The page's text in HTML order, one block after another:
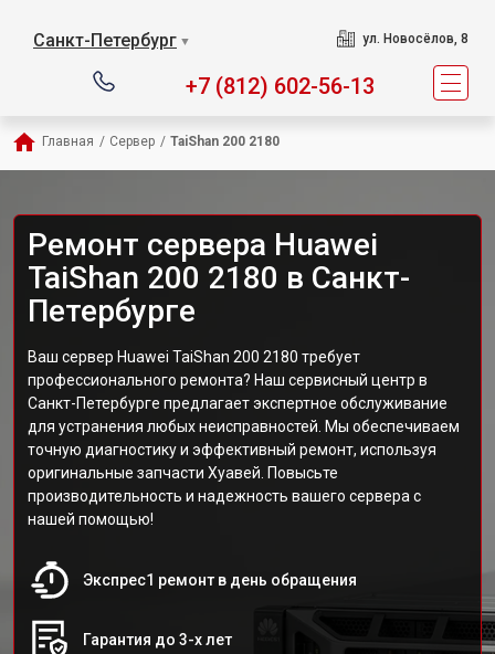
Санкт-Петербург ▼ ул. Новосёлов, 8
+7 (812) 602-56-13
Главная / Сервер / TaiShan 200 2180
Ремонт сервера Huawei
TaiShan 200 2180 в Санкт-
Петербурге
Ваш сервер Huawei TaiShan 200 2180 требует
профессионального ремонта? Наш сервисный центр в
Санкт-Петербурге предлагает экспертное обслуживание
для устранения любых неисправностей. Мы обеспечиваем
точную диагностику и эффективный ремонт, используя
оригинальные запчасти Хуавей. Повысьте
производительность и надежность вашего сервера с
нашей помощью!
Экспрес1 ремонт в день обращения
Гарантия до 3-х лет